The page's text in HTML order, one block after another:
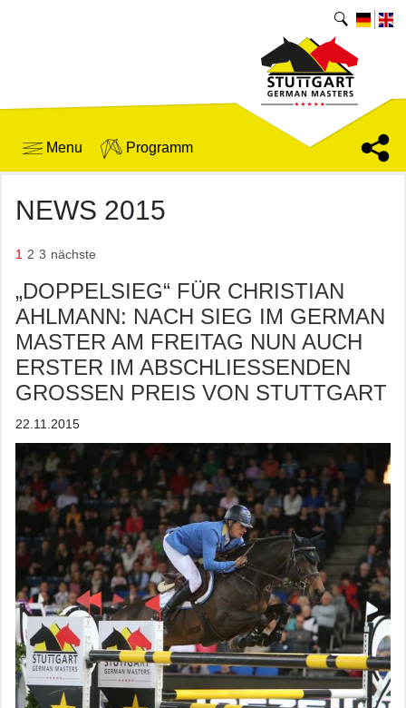
Menu Programm
NEWS 2015
1 2 3 nächste
„DOPPELSIEG“ FÜR CHRISTIAN
AHLMANN: NACH SIEG IM GERMAN
MASTER AM FREITAG NUN AUCH
ERSTER IM ABSCHLIESSENDEN G
ROSSEN PREIS VON STUTTGART
22.11.2015